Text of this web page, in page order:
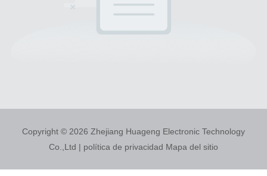
Copyright © 2026 Zhejiang Huageng Electronic Technology
Co.,Ltd | política de privacidad Mapa del sitio